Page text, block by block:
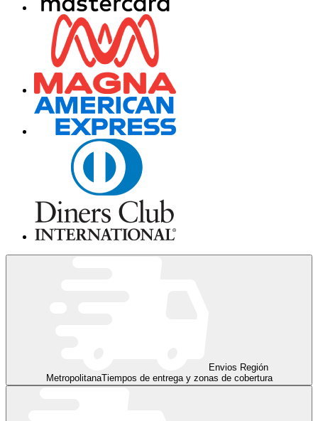
Envios Región
MetropolitanaTiempos de entrega y zonas de cobertura